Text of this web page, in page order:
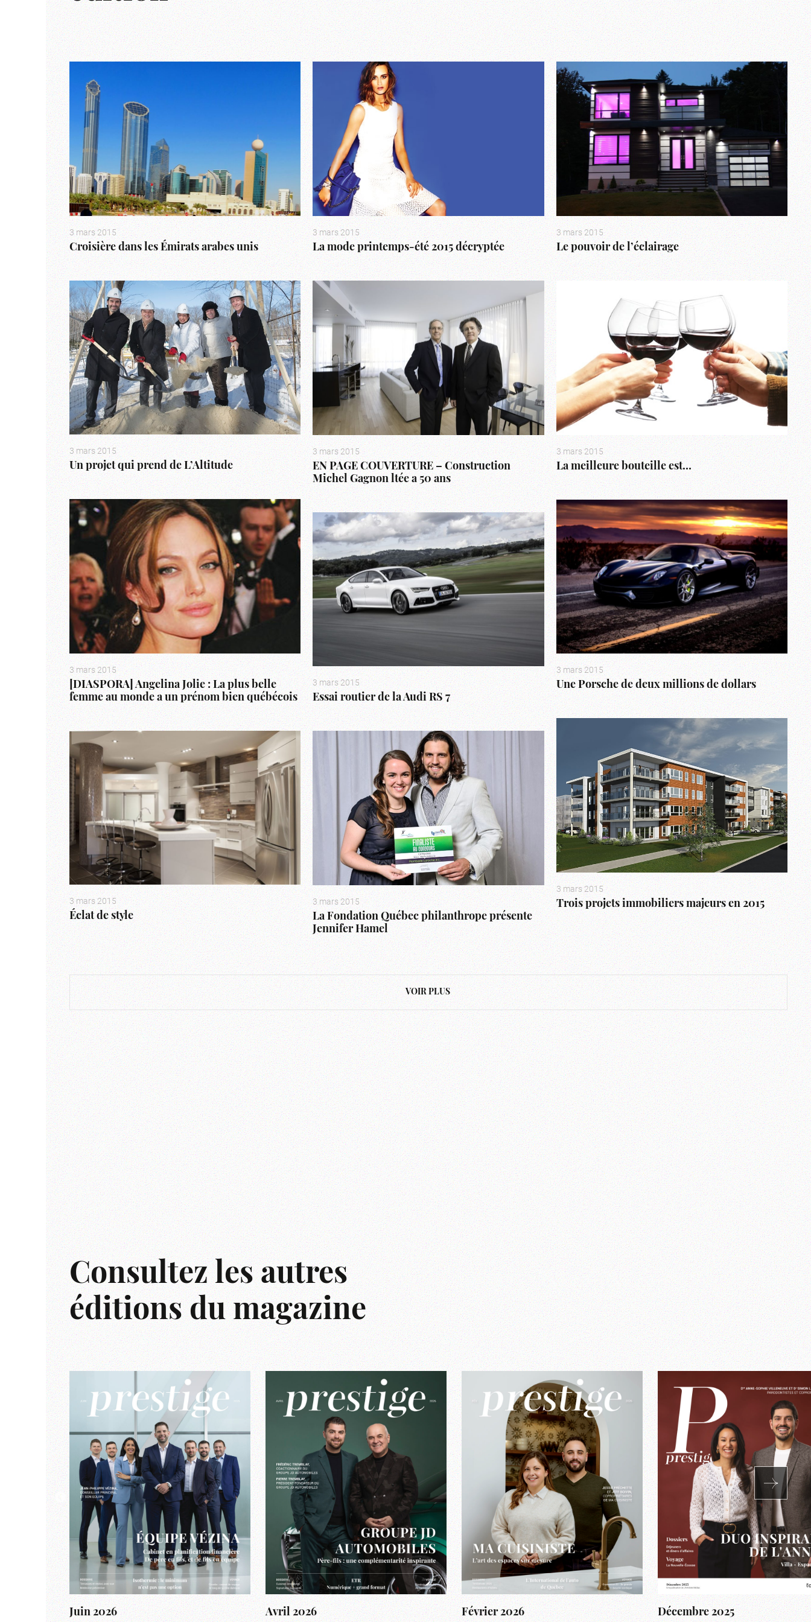
3 mars 2015
Croisière dans les Émirats arabes unis
3 mars 2015
La mode printemps-été 2015 décryptée
3 mars 2015
Le pouvoir de l’éclairage
3 mars 2015
EN PAGE COUVERTURE – Construction
Michel Gagnon ltée a 50 ans
3 mars 2015
Un projet qui prend de L’Altitude
3 mars 2015
La meilleure bouteille est…
3 mars 2015
[DIASPORA] Angelina Jolie : La plus belle
femme au monde a un prénom bien québécois
3 mars 2015
Une Porsche de deux millions de dollars
3 mars 2015
Essai routier de la Audi RS 7
3 mars 2015
Trois projets immobiliers majeurs en 2015
3 mars 2015
Éclat de style
3 mars 2015
La Fondation Québec philanthrope présente
Jennifer Hamel
VOIR PLUS
Consultez les autres
éditions du magazine
Juin 2026 Avril 2026 Février 2026 Décembre 2025